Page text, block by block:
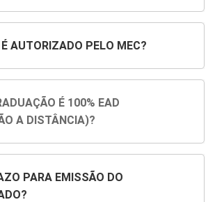
AUTORIZADO PELO MEC?
É 100% EAD
A DISTÂNCIA)?
PARA EMISSÃO DO